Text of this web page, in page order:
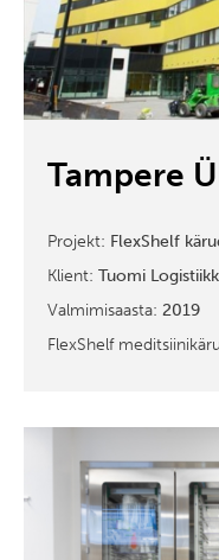
Tampere
Projekt: FlexShelf
Klient: Tuomi
Valmimisaasta: 2019
FlexShelf